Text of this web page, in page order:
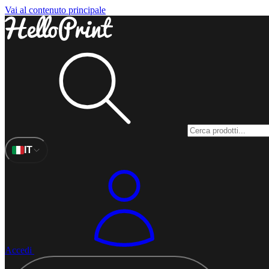
Vai al contenuto principale
IT
Accedi